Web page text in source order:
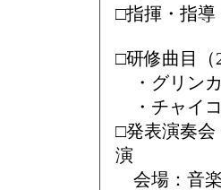
□指揮・指導
□研修曲目（
・グリン
・チャイ
□発表演奏会
演
会場：音